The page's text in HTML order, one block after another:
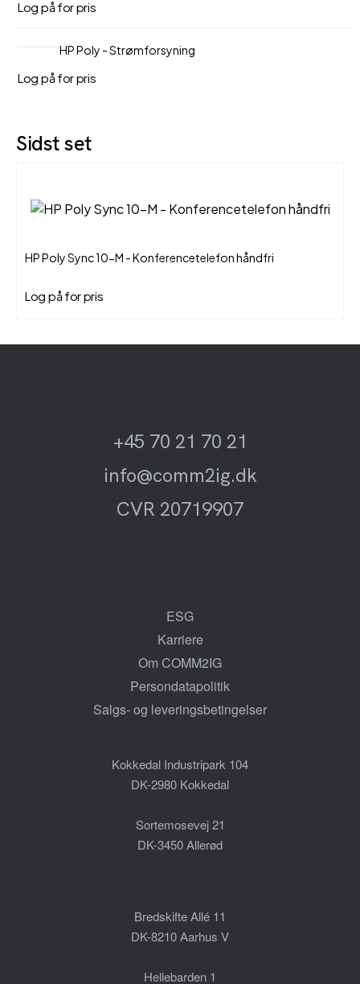
Log på for pris
HP Poly - Strømforsyning
Log på for pris
Sidst set
HP Poly Sync 10-M - Konferencetelefon håndfri
Log på for pris
+45 70 21 70 21
info@comm2ig.dk
CVR 20719907
ESG
Karriere
Om COMM2IG
Persondatapolitik
Salgs- og leveringsbetingelser
Kokkedal Industripark 104
DK-2980 Kokkedal
Sortemosevej 21
DK-3450 Allerød
Bredskifte Allé 11
DK-8210 Aarhus V
Hellebarden 1